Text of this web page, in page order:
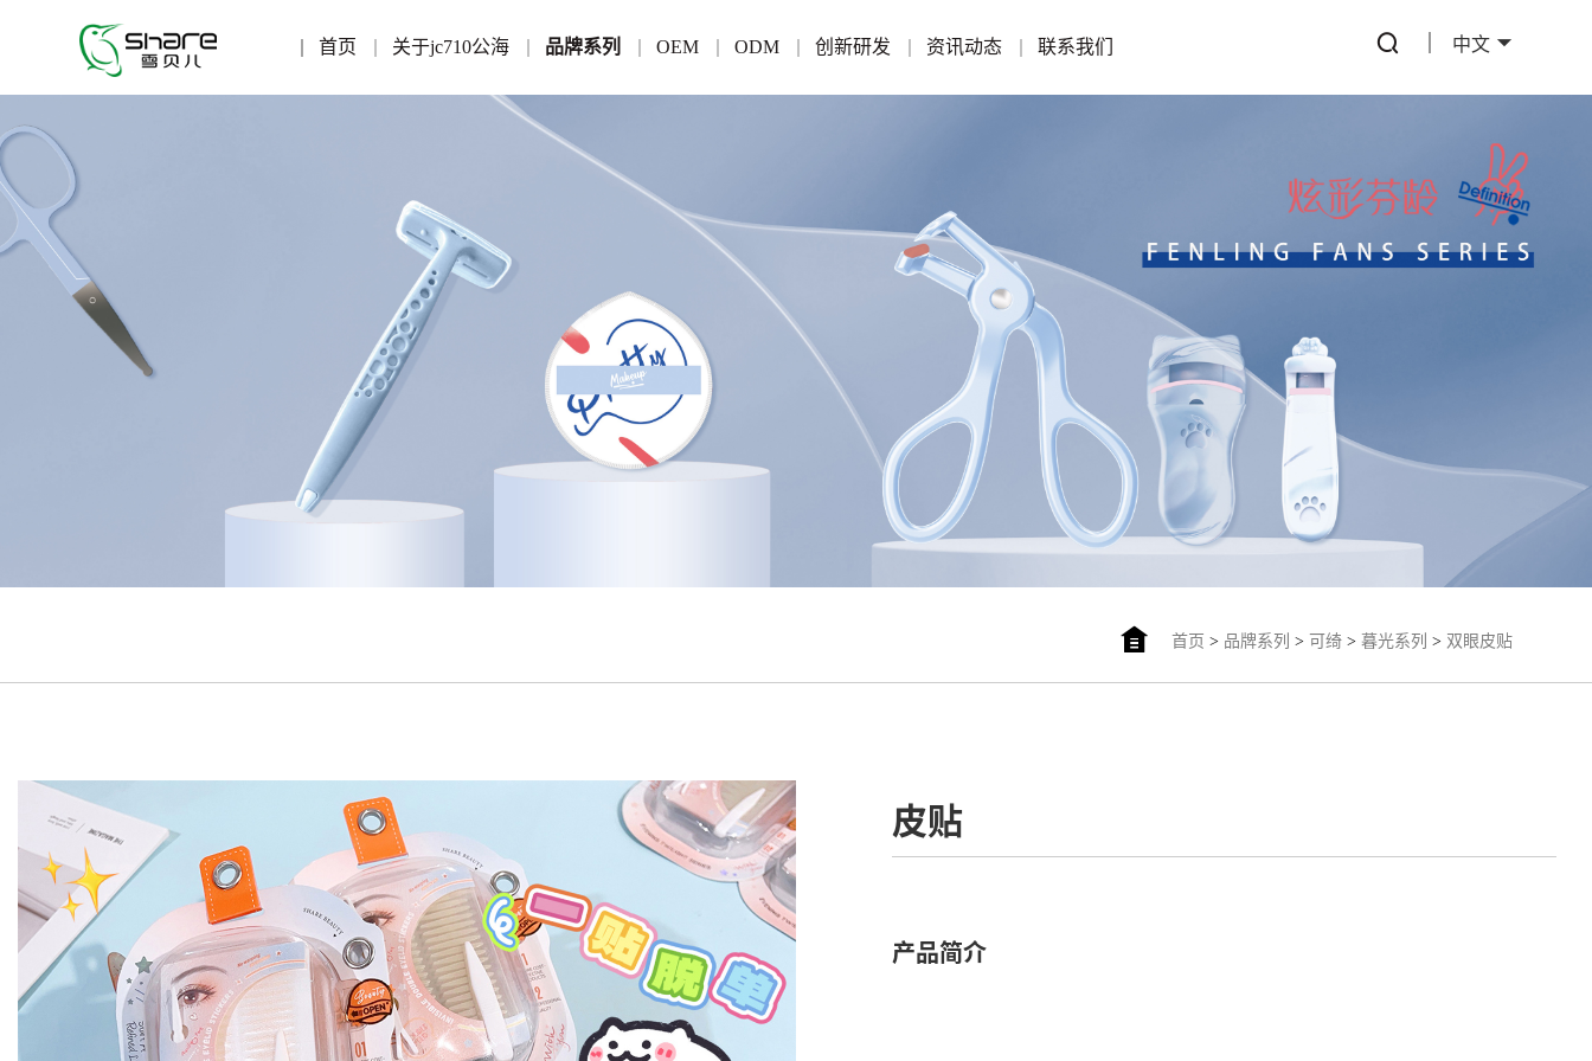
首页 关于jc710公海 品牌系列 OEM ODM 创新研发 资讯动态 联系我们 中文
首页 > 品牌系列 > 可绮> 暮光系列 > 双眼皮贴
皮贴
产品简介